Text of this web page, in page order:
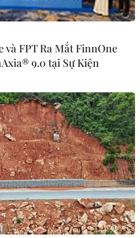
chí về sử dụng năng
hiệu quả
chí tuyên truyền về sử dụng
và FPT Ra Mắt FinnOne
9.0 tại Sự Kiện